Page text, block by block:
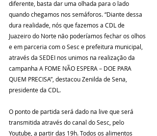
diferente, basta dar uma olhada para o lado
quando chegamos nos semáforos. “Diante dessa
dura realidade, nós que fazemos a CDL de
Juazeiro do Norte não poderíamos fechar os olhos
e em parceria com o Sesc e prefeitura municipal,
através da SEDEI nos unimos na realização da
campanha A FOME NÃO ESPERA – DOE PARA
QUEM PRECISA”, destacou Zenilda de Sena,
presidente da CDL.
O ponto de partida será dado na live que será
transmitida através do canal do Sesc, pelo
Youtube, a partir das 19h. Todos os alimentos